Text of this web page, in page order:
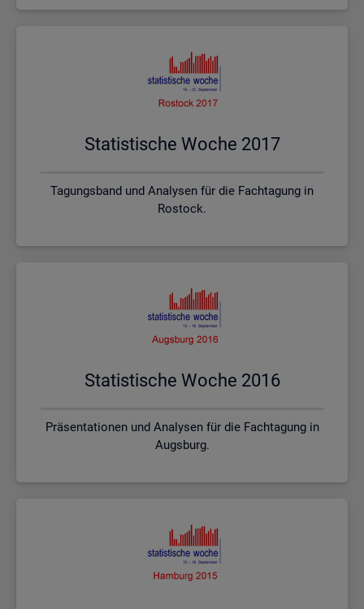
Sta­tis­ti­sche Woche 2017
Tagungsband und Analysen für die Fachtagung in
Rostock.
Sta­tis­ti­sche Woche 2016
Präsentationen und Analysen für die Fachtagung in
Augsburg.